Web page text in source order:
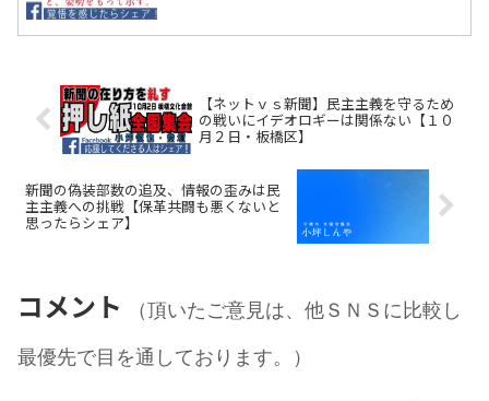
【ネットｖｓ新聞】民主主義を守るため
の戦いにイデオロギーは関係ない【１０
月２日・板橋区】
新聞の偽装部数の追及、情報の歪みは民
主主義への挑戦【保革共闘も悪くないと
思ったらシェア】
コメント
（頂いたご意見は、他ＳＮＳに比較し
最優先で目を通しております。）